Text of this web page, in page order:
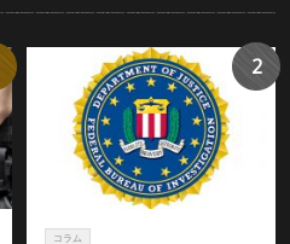
コラム
2